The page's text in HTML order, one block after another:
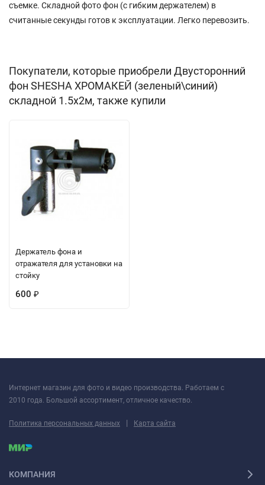
съемке. Складной фото фон (с гибким держателем) в
считанные секунды готов к эксплуатации. Легко перевозить.
Покупатели, которые приобрели Двусторонний
фон SHESHA ХРОМАКЕЙ (зеленый\синий)
складной 1.5х2м, также купили
Держатель фона и
отражателя для установки на
стойку
600 ₽
Интернет магазин для фото и видео производства. Работаем с
2010 года. Большой ассортимент, отличное качество.
Политика персональных данных | Карта сайта
КОМПАНИЯ